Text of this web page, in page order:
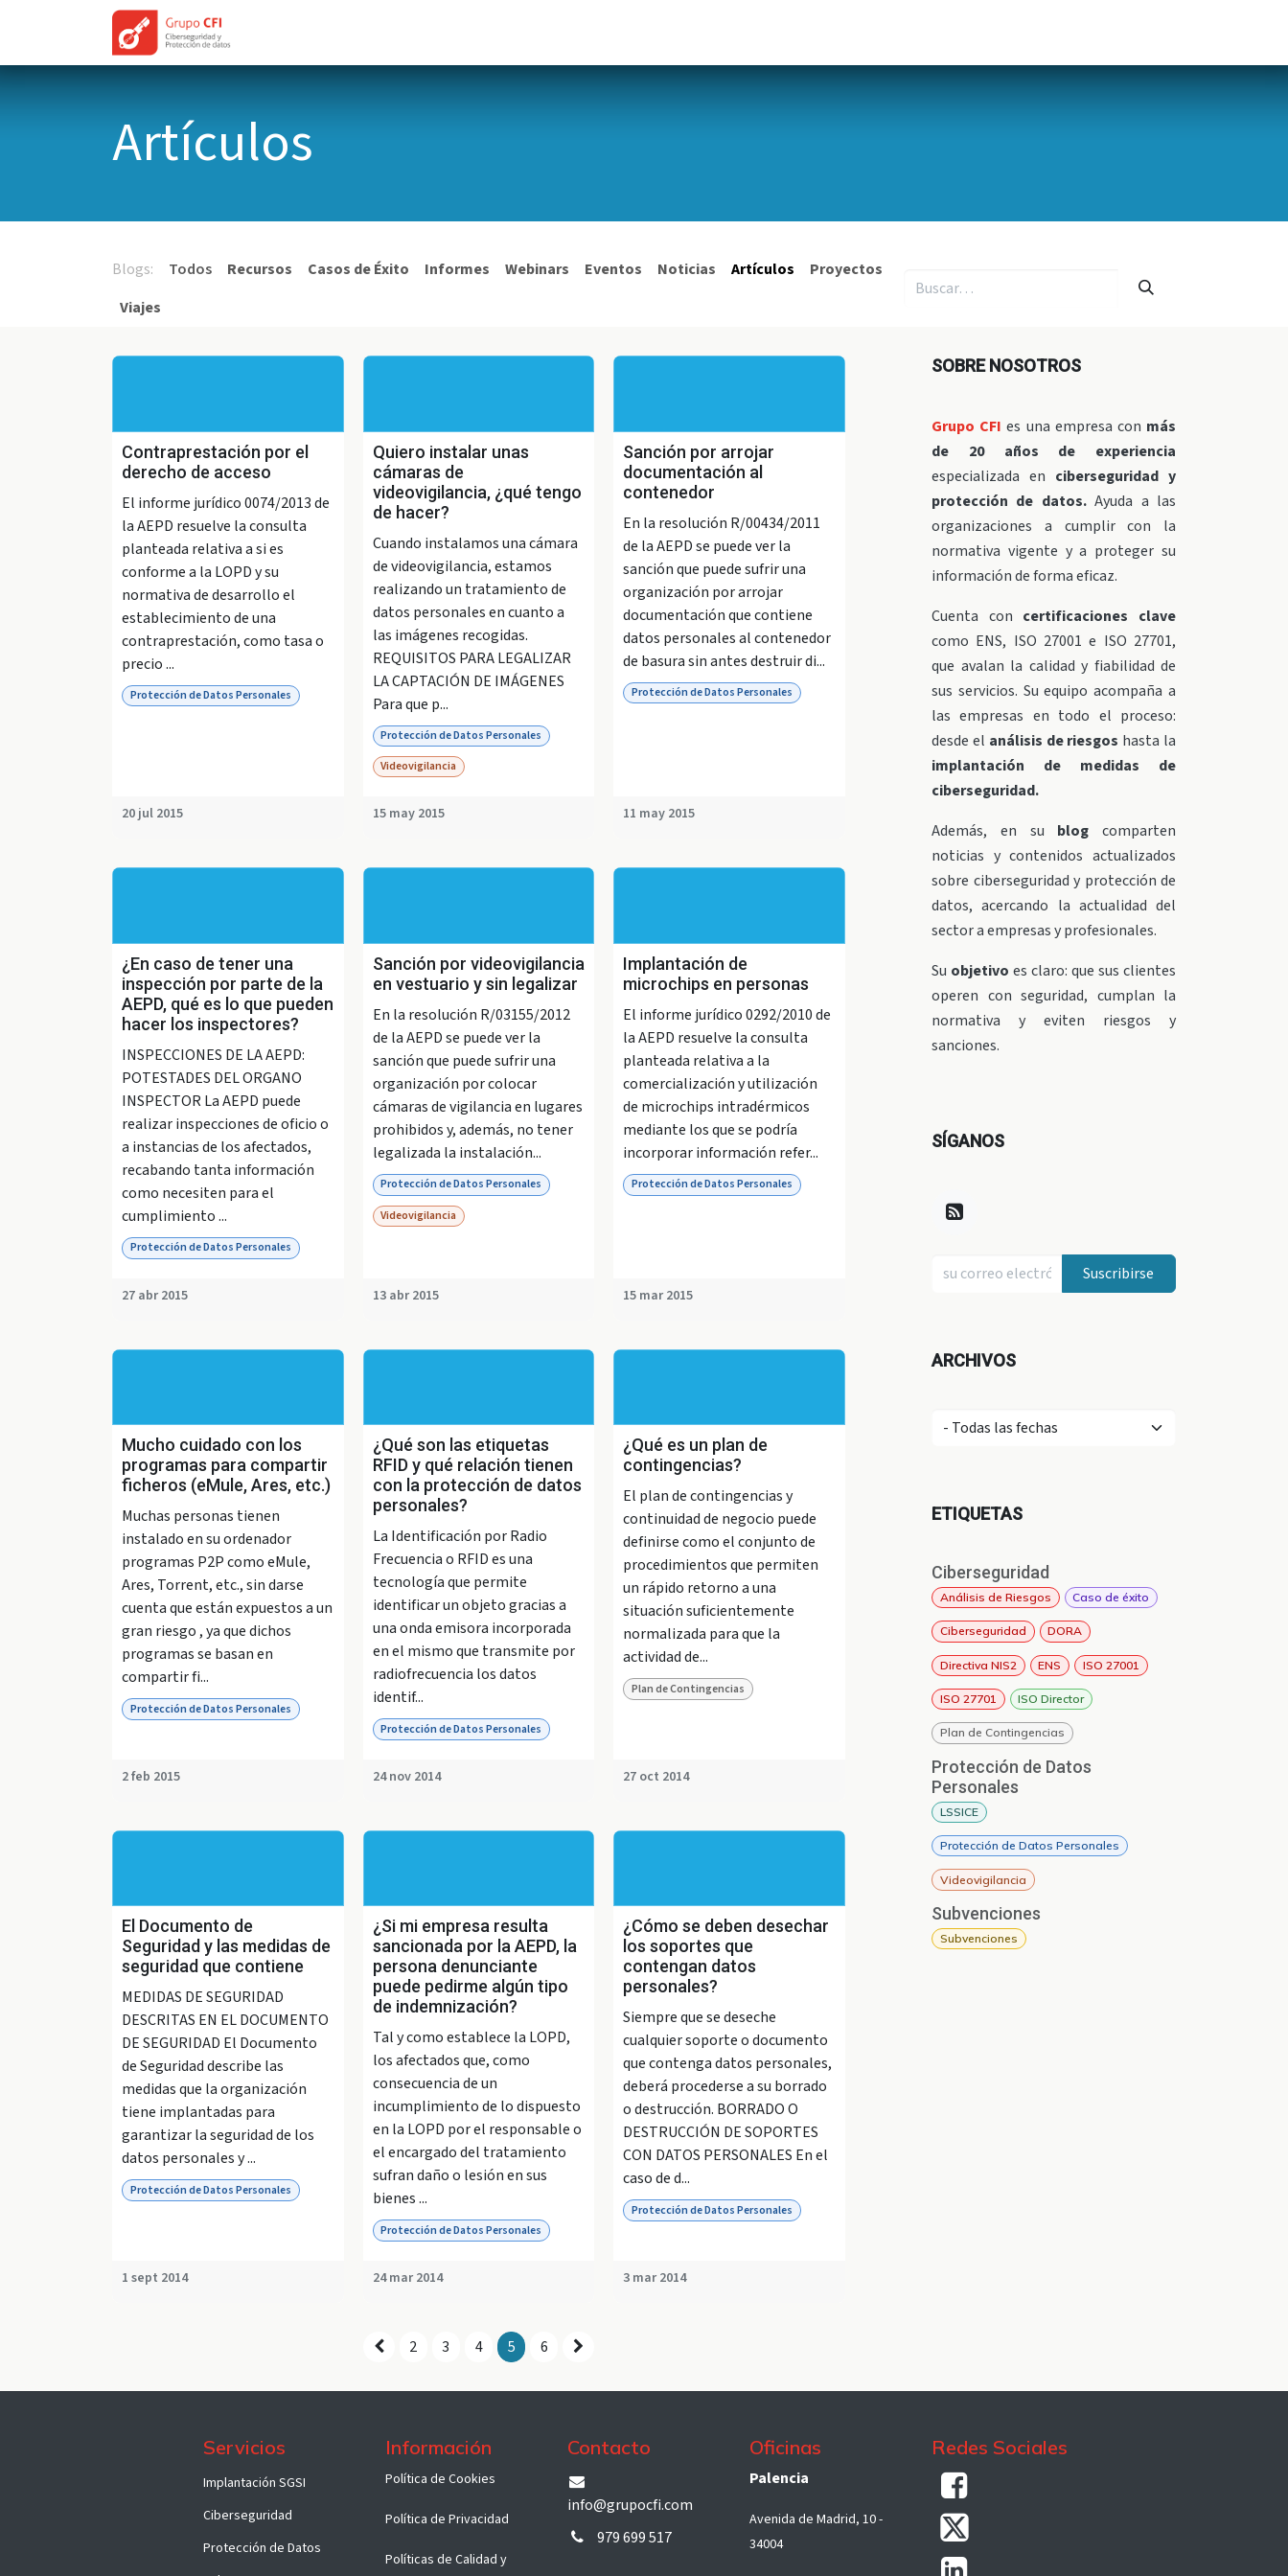
Artículos
Blogs: Todos Recursos Casos de Éxito Informes Webinars Eventos Noticias Artículos
Proyectos
Viajes
Contraprestación por el
derecho de acceso
El informe jurídico 0074/2013 de
la AEPD resuelve la consulta
planteada relativa a si es
conforme a la LOPD y su
normativa de desarrollo el
establecimiento de una
contraprestación, como tasa o
precio ...
Protección de Datos Personales
20 jul 2015
Quiero instalar unas
cámaras de
videovigilancia, ¿qué tengo
de hacer?
Cuando instalamos una cámara
de videovigilancia, estamos
realizando un tratamiento de
datos personales en cuanto a
las imágenes recogidas.
REQUISITOS PARA LEGALIZAR
LA CAPTACIÓN DE IMÁGENES
Para que p...
Protección de Datos Personales
Videovigilancia
15 may 2015
Sanción por arrojar
documentación al
contenedor
En la resolución R/00434/2011
de la AEPD se puede ver la
sanción que puede sufrir una
organización por arrojar
documentación que contiene
datos personales al contenedor
de basura sin antes destruir di...
Protección de Datos Personales
11 may 2015
¿En caso de tener una
inspección por parte de la
AEPD, qué es lo que pueden
hacer los inspectores?
INSPECCIONES DE LA AEPD:
POTESTADES DEL ORGANO
INSPECTOR La AEPD puede
realizar inspecciones de oficio o
a instancias de los afectados,
recabando tanta información
como necesiten para el
cumplimiento ...
Protección de Datos Personales
27 abr 2015
Sanción por videovigilancia
en vestuario y sin legalizar
En la resolución R/03155/2012
de la AEPD se puede ver la
sanción que puede sufrir una
organización por colocar
cámaras de vigilancia en lugares
prohibidos y, además, no tener
legalizada la instalación...
Protección de Datos Personales
Videovigilancia
13 abr 2015
Implantación de
microchips en personas
El informe jurídico 0292/2010 de
la AEPD resuelve la consulta
planteada relativa a la
comercialización y utilización
de microchips intradérmicos
mediante los que se podría
incorporar información refer...
Protección de Datos Personales
15 mar 2015
Mucho cuidado con los
programas para compartir
ficheros (eMule, Ares, etc.)
Muchas personas tienen
instalado en su ordenador
programas P2P como eMule,
Ares, Torrent, etc., sin darse
cuenta que están expuestos a un
gran riesgo , ya que dichos
programas se basan en
compartir fi...
Protección de Datos Personales
2 feb 2015
¿Qué son las etiquetas
RFID y qué relación tienen
con la protección de datos
personales?
La Identificación por Radio
Frecuencia o RFID es una
tecnología que permite
identificar un objeto gracias a
una onda emisora incorporada
en el mismo que transmite por
radiofrecuencia los datos
identif...
Protección de Datos Personales
24 nov 2014
¿Qué es un plan de
contingencias?
El plan de contingencias y
continuidad de negocio puede
definirse como el conjunto de
procedimientos que permiten
un rápido retorno a una
situación suficientemente
normalizada para que la
actividad de...
Plan de Contingencias
27 oct 2014
El Documento de
Seguridad y las medidas de
seguridad que contiene
MEDIDAS DE SEGURIDAD
DESCRITAS EN EL DOCUMENTO
DE SEGURIDAD El Documento
de Seguridad describe las
medidas que la organización
tiene implantadas para
garantizar la seguridad de los
datos personales y ...
Protección de Datos Personales
1 sept 2014
¿Si mi empresa resulta
sancionada por la AEPD, la
persona denunciante
puede pedirme algún tipo
de indemnización?
Tal y como establece la LOPD,
los afectados que, como
consecuencia de un
incumplimiento de lo dispuesto
en la LOPD por el responsable o
el encargado del tratamiento
sufran daño o lesión en sus
bienes ...
Protección de Datos Personales
24 mar 2014
¿Cómo se deben desechar
los soportes que
contengan datos
personales?
Siempre que se deseche
cualquier soporte o documento
que contenga datos personales,
deberá procederse a su borrado
o destrucción. BORRADO O
DESTRUCCIÓN DE SOPORTES
CON DATOS PERSONALES En el
caso de d...
Protección de Datos Personales
3 mar 2014
2 3 4 5 6
SOBRE NOSOTROS
Grupo CFI es una empresa con más
de 20 años de experiencia
especializada en ciberseguridad y
protección de datos.Ayuda a las
organizaciones a cumplir con la
normativa vigente y a proteger su
información de forma eficaz.
Cuenta con certificaciones clave
como ENS, ISO 27001 e ISO 27701,
que avalan la calidad y fiabilidad de
sus servicios. Su equipo acompaña a
las empresas en todo el proceso:
desde el análisis de riesgos hasta la
implantación de medidas de
ciberseguridad.
Además, en su blog comparten
noticias y contenidos actualizados
sobre ciberseguridad y protección de
datos, acercando la actualidad del
sector a empresas y profesionales.
Su objetivo es claro: que sus clientes
operen con seguridad, cumplan la
normativa y eviten riesgos y
sanciones.
SÍGANOS
Suscribirse
ARCHIVOS
ETIQUETAS
Ciberseguridad
Análisis de Riesgos Caso de éxito
Ciberseguridad DORA
Directiva NIS2 ENS ISO 27001
ISO 27701 ISO Director
Plan de Contingencias
Protección de Datos
Personales
LSSICE
Protección de Datos Personales
Videovigilancia
Subvenciones
Subvenciones
Servicios
Implantación SGSI
Ciberseguridad
Protección de Datos
Información
Políti​ca d​e Co​okies
Política de Privacidad
Políticas de Calidad y
Contacto
info@grupocfi.com
979 699 517
Oficinas
Palencia
Avenida de Madrid, 10 -
34004
Redes Sociales